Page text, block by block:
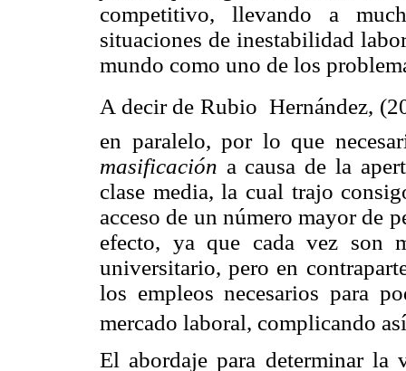
competitivo, llevando a
situaciones de inestabilidad
mundo como uno de los
A decir de Rubio  Hernández,
en paralelo, por lo que
masificación a causa de la
clase media, la cual trajo
acceso de un número mayor de
efecto, ya que cada vez son
universitario, pero en
los empleos necesarios para
mercado laboral, complicando
El abordaje para determinar la